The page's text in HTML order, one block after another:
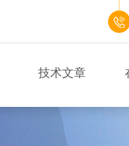
技术文章